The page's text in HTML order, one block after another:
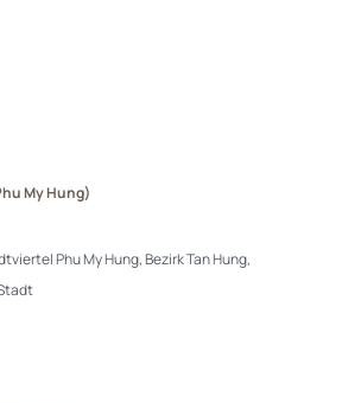
My Hung)
Phu My Hung, Bezirk Tan Hung,